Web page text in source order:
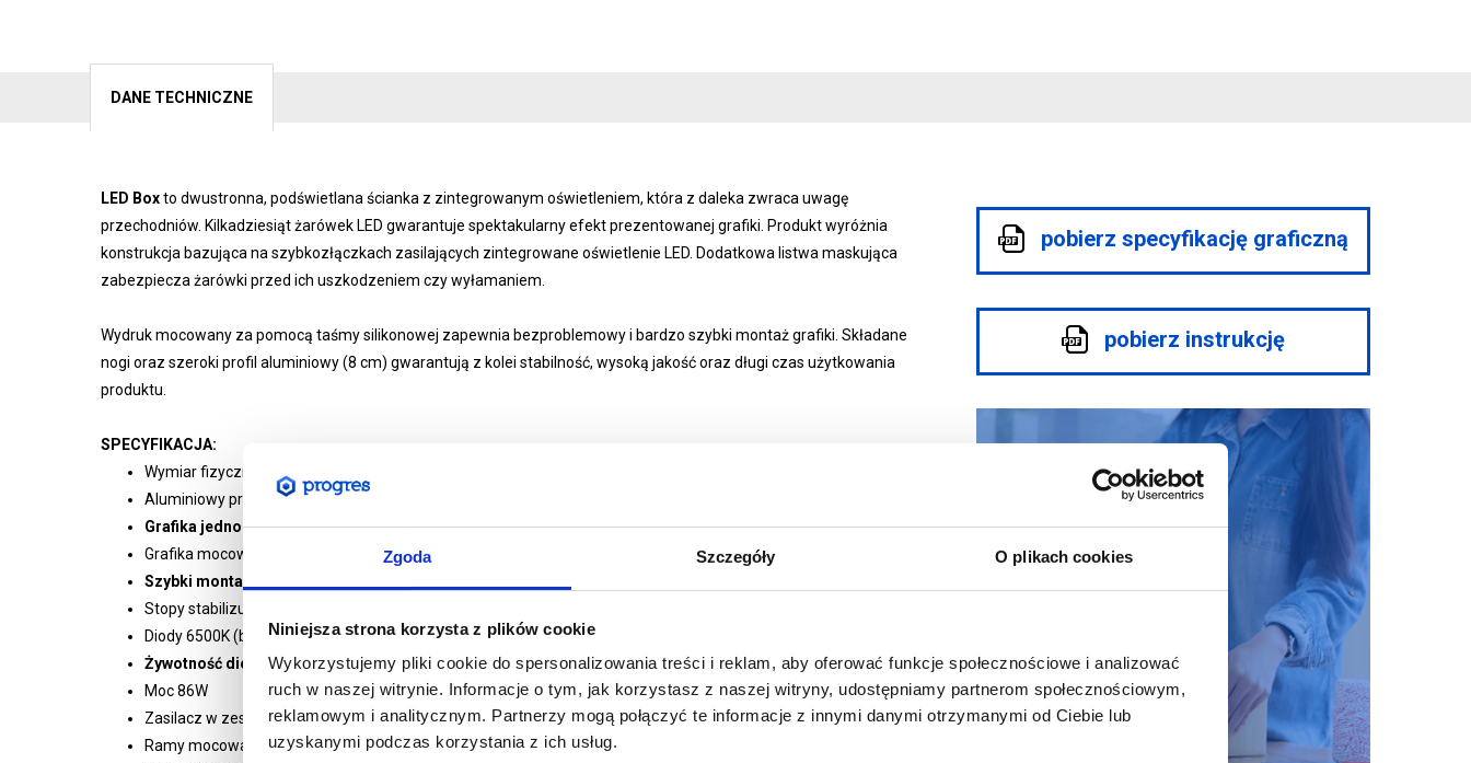
Zgoda Szczegóły O plikach cookies
Niniejsza strona korzysta z plików cookie
Wykorzystujemy pliki cookie do spersonalizowania treści i reklam, aby oferować funkcje społecznościowe i analizować
ruch w naszej witrynie. Informacje o tym, jak korzystasz z naszej witryny, udostępniamy partnerom społecznościowym,
reklamowym i analitycznym. Partnerzy mogą połączyć te informacje z innymi danymi otrzymanymi od Ciebie lub
uzyskanymi podczas korzystania z ich usług.
DANE TECHNICZNE
LED Boxto dwustronna, podświetlana ścianka z zintegrowanym oświetleniem, która z daleka zwraca uwagę
przechodniów. Kilkadziesiąt żarówek LED gwarantuje spektakularny efekt prezentowanej grafiki. Produkt wyróżnia
konstrukcja bazująca na szybkozłączkach zasilających zintegrowane oświetlenie LED. Dodatkowa listwa maskująca
zabezpiecza żarówki przed ich uszkodzeniem czy wyłamaniem.
Wydruk mocowany za pomocą taśmy silikonowej zapewnia bezproblemowy i bardzo szybki montaż grafiki. Składane
nogi oraz szeroki profil aluminiowy (8 cm) gwarantują z kolei stabilność, wysoką jakość oraz długi czas użytkowania
produktu.
SPECYFIKACJA:
Wymiar fizyczny ścianki w mm: 2300 (wys.) x 1000 (szer.) x 400 (gł)
Aluminiowy profil anodowany 80 mm
Grafika jednostronna lub dwustronna do wyboru
Grafika mocowana za pomocą silikonowego obszycia
Szybki montaż bez narzędzi
Stopy stabilizujące w zestawie
Diody 6500K (białe) LED
Żywotność diod do 50 000 godzin
Moc 86W
Zasilacz w zestawie
Ramy mocowane za pomocą dedykowanych zaczepów
pobierz specyfikację graficzną
pobierz instrukcję